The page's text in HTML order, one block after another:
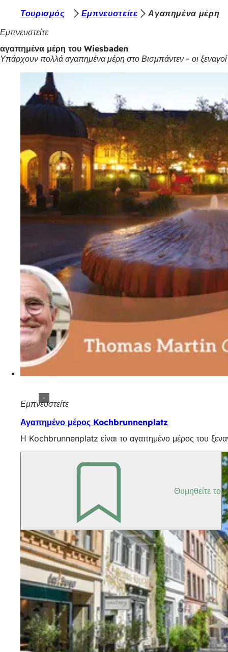
Μετάβαση στο περιεχόμενο
ρ
ί
σ
Τουρισμός Εμπνευστείτε
Αγαπημένα μέρη
Εμπνευστείτε
αγαπημένα μέρη του Wiesbaden
Υπάρχουν πολλά αγαπημένα μέρη στο Βισμπάντεν - οι
Εμπνευστείτε
Αγαπημένο μέρος Kochbrunnenplatz
Η Kochbrunnenplatz είναι το αγαπημένο μέρος του
Θυμηθείτε το